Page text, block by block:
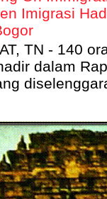
Imigrasi
TN - 140
dalam